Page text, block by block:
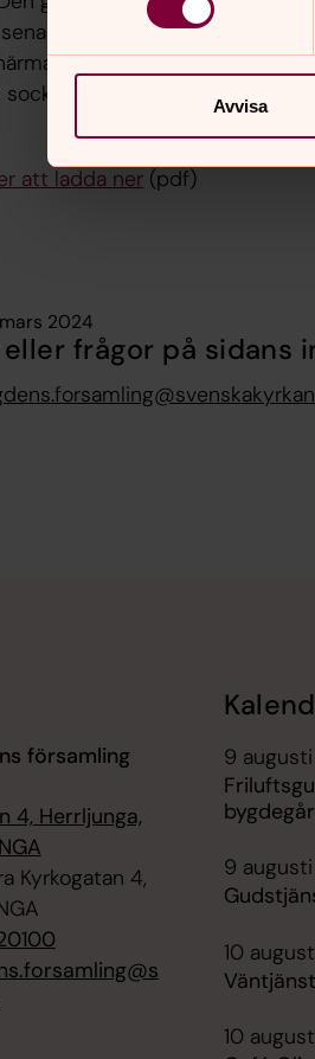
Avvisa
1800-talets
var en äng och endast
att ladda ner(pdf)
2024
frågor på sidans
församling
4, Herrljunga,
Kyrkogatan 4,
9
9 augusti
10
10